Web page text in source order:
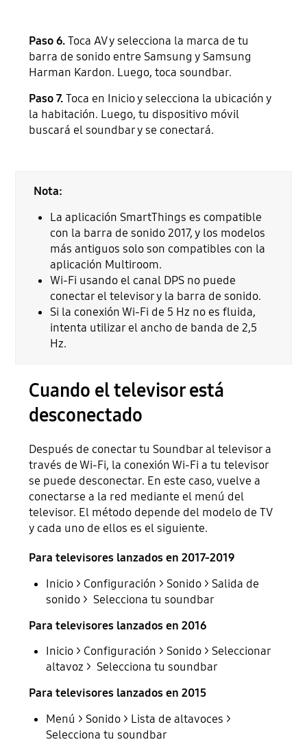
Paso 6.Toca AV y selecciona la marca de tu
barra de sonido entre Samsung y Samsung
Harman Kardon. Luego, toca soundbar.
Paso 7.Toca en Inicio y selecciona la ubicación y
la habitación. Luego, tu dispositivo móvil
buscará el soundbar y se conectará.
Nota:
La aplicación SmartThings es compatible
con la barra de sonido 2017, y los modelos
más antiguos solo son compatibles con la
aplicación Multiroom.
Wi-Fi usando el canal DPS no puede
conectar el televisor y la barra de sonido.
Si la conexión Wi-Fi de 5 Hz no es fluida,
intenta utilizar el ancho de banda de 2,5
Hz.
Cuando el televisor está
desconectado
Después de conectar tu Soundbar al televisor a
través de Wi-Fi, la conexión Wi-Fi a tu televisor
se puede desconectar. En este caso, vuelve a
conectarse a la red mediante el menú del
televisor. El método depende del modelo de TV
y cada uno de ellos es el siguiente.
Para televisores lanzados en 2017-2019
Inicio > Configuración > Sonido > Salida de
sonido > Selecciona tu soundbar
Para televisores lanzados en 2016
Inicio > Configuración > Sonido > Seleccionar
altavoz > Selecciona tu soundbar
Para televisores lanzados en 2015
Menú > Sonido > Lista de altavoces >
Selecciona tu soundbar